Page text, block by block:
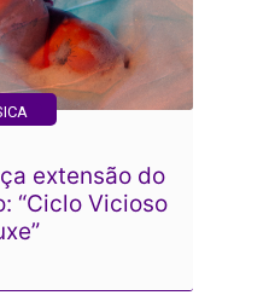
extensão do
“Ciclo Vicioso